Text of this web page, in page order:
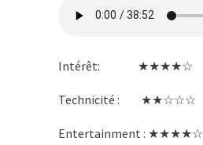
Intérêt: ★★★★☆
Technicité : ★★☆☆☆
Entertainment : ★★★★☆